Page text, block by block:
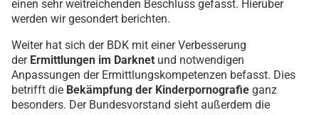
einen sehr weitreichenden Beschluss gefasst. Hierüber
werden wir gesondert berichten.
Weiter hat sich der BDK mit einer Verbesserung
der Ermittlungen im Darknet und notwendigen
Anpassungen der Ermittlungskompetenzen befasst. Dies
betrifft die Bekämpfung der Kinderpornografie ganz
besonders. Der Bundesvorstand sieht außerdem die